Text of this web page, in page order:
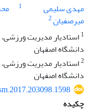
مهدی سلیمی
1
میرصفیان2
1 استادیار مدیریت
دانشگاه اصفهان
2استادیار مدیریت
دانشگاه اصفهان
چکیده